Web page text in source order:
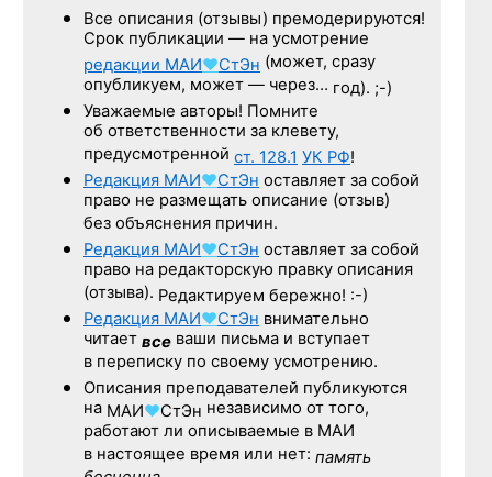
Все описания (отзывы) премодерируются!
Срок публикации — на усмотрение
редакции МАИ♥СтЭн (может, сразу
опубликуем, может — через… год). ;-)
Уважаемые авторы! Помните
об ответственности за клевету,
предусмотренной ст. 128.1 УК РФ!
Редакция МАИ♥СтЭн оставляет за собой
право не размещать описание (отзыв)
без объяснения причин.
Редакция МАИ♥СтЭн оставляет за собой
право на редакторскую правку описания
(отзыва). Редактируем бережно! :-)
Редакция МАИ♥СтЭн внимательно
читает все ваши письма и вступает
в переписку по своему усмотрению.
Описания преподавателей публикуются
на МАИ♥СтЭн независимо от того,
работают ли описываемые в МАИ
в настоящее время или нет: память